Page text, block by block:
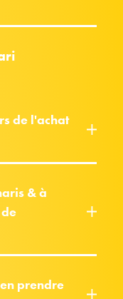
de l'achat
& à
prendre